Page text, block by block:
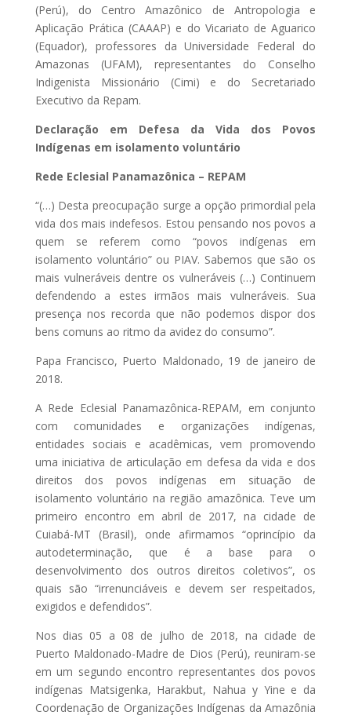
(Perú), do Centro Amazônico de Antropologia e
Aplicação Prática (CAAAP) e do Vicariato de Aguarico
(Equador), professores da Universidade Federal do
Amazonas (UFAM), representantes do Conselho
Indigenista Missionário (Cimi) e do Secretariado
Executivo da Repam.
Declaração em Defesa da Vida dos Povos
Indígenas em isolamento voluntário
Rede Eclesial Panamazônica – REPAM
“(…) Desta preocupação surge a opção primordial pela
vida dos mais indefesos. Estou pensando nos povos a
quem se referem como “povos indígenas em
isolamento voluntário” ou PIAV. Sabemos que são os
mais vulneráveis dentre os vulneráveis (…) Continuem
defendendo a estes irmãos mais vulneráveis. Sua
presença nos recorda que não podemos dispor dos
bens comuns ao ritmo da avidez do consumo”.
Papa Francisco, Puerto Maldonado, 19 de janeiro de
2018.
A Rede Eclesial Panamazônica-REPAM, em conjunto
com comunidades e organizações indígenas,
entidades sociais e acadêmicas, vem promovendo
uma iniciativa de articulação em defesa da vida e dos
direitos dos povos indígenas em situação de
isolamento voluntário na região amazônica. Teve um
primeiro encontro em abril de 2017, na cidade de
Cuiabá-MT (Brasil), onde afirmamos “oprincípio da
autodeterminação, que é a base para o
desenvolvimento dos outros direitos coletivos”, os
quais são “irrenunciáveis e devem ser respeitados,
exigidos e defendidos”.
Nos dias 05 a 08 de julho de 2018, na cidade de
Puerto Maldonado-Madre de Dios (Perú), reuniram-se
em um segundo encontro representantes dos povos
indígenas Matsigenka, Harakbut, Nahua y Yine e da
Coordenação de Organizações Indígenas da Amazônia